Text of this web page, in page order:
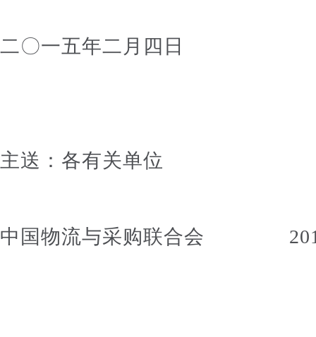
二〇一五年二月四日
主送：各有关单位
中国物流与采购联合会 2015